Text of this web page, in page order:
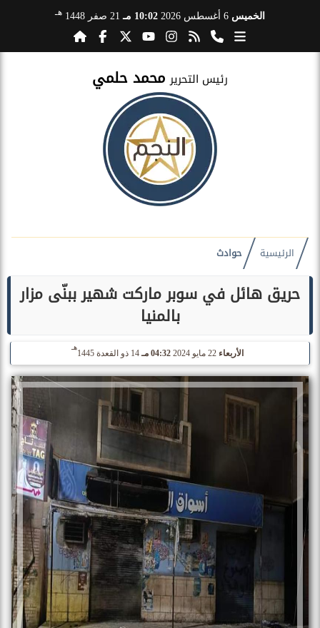
الخميس 10:02 مـ 21 صفر 1448 هـ
رئيس التحرير محمد حلمي
الرئيسية حوادث
حريق هائل في سوبر ماركت شهير ببنّى مزار
بالمنيا
الأربعاء 22 مايو 2024 04:32 مـ 14 ذو القعدة 1445
هـ